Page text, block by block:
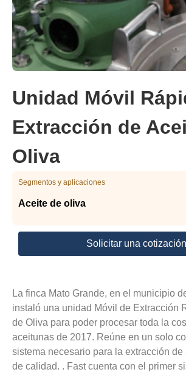
Unidad Móvil
Extracción de
Oliva
Segmentos y aplicaciones
Aceite de oliva
Solicitar una cotización
La finca Mato Grande, en el municipio
instaló una unidad Móvil de Extracción
de Oliva para poder procesar toda la
aceitunas de 2017. Reúne en un solo
sistema necesario para la extracción
de calidad. . Fast cuenta con el primer